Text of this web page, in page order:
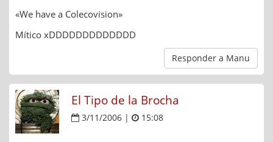
«We have a Colecovision»
Mítico xDDDDDDDDDDDDD
Responder a Manu
El Tipo de la Brocha
3/11/2006 | 15:08